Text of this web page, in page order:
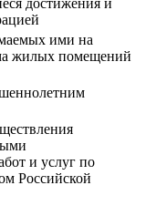
достижения и
ими на
жилых помещений
и услуг по
Российской